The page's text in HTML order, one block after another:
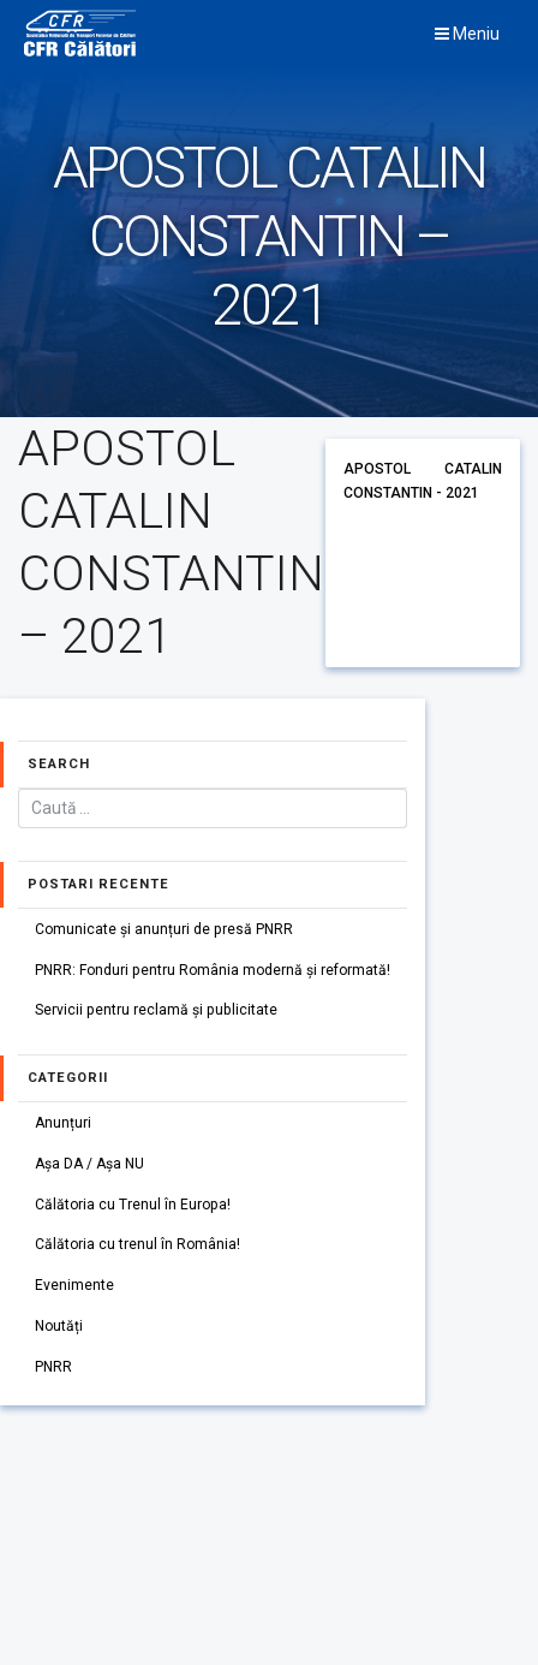
content
Meniu
APOSTOL CATALIN
CONSTANTIN –
2021
APOSTOL
CATALIN
CONSTANTIN
– 2021
APOSTOL CATALIN
CONSTANTIN - 2021
SEARCH
POSTARI RECENTE
Comunicate și anunțuri de presă PNRR
PNRR: Fonduri pentru România modernă și reformată!
Servicii pentru reclamă și publicitate
CATEGORII
Anunțuri
Așa DA / Așa NU
Călătoria cu Trenul în Europa!
Călătoria cu trenul în România!
Evenimente
Noutăți
PNRR